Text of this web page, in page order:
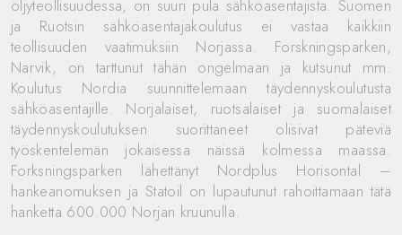
öljyteollisuudessa, on suuri pula sähköasentajista. Suomen
ja Ruotsin sähköasentajakoulutus ei vastaa kaikkiin
teollisuuden vaatimuksiin Norjassa. Forskningsparken,
Narvik, on tarttunut tähän ongelmaan ja kutsunut mm.
Koulutus Nordia suunnittelemaan täydennyskoulutusta
sähköasentajille. Norjalaiset, ruotsalaiset ja suomalaiset
täydennyskoulutuksen suorittaneet olisivat päteviä
työskentelemän jokaisessa näissä kolmessa maassa.
Forksningsparken lähettänyt Nordplus Horisontal –
hankeanomuksen ja Statoil on lupautunut rahoittamaan tätä
hanketta 600.000 Norjan kruunulla.